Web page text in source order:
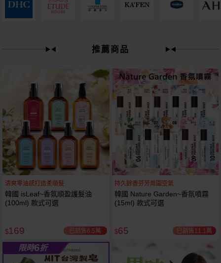
狂殺61折
推薦商品
清爽零油感打造柔順髮
韓國 isLeaf~香氛順盈護髮油
(100ml) 款式可選
$169 已銷售6.5萬
持久餘香芬芳周圍空氣
韓國 Nature Garden~香氛噴霧
(15ml) 款式可選
$65 已銷售11.1萬
限時6折